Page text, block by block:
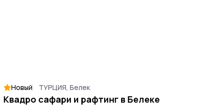
Новый ТУРЦИЯ, Белек
Квадро сафари и рафтинг в Белеке